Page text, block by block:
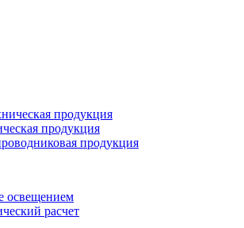
продукция
продукция
продукция
освещением
расчет